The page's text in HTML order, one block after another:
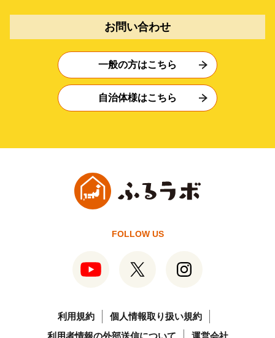
お問い合わせ
一般の方はこちら
自治体様はこちら
FOLLOW US
利用規約
個人情報取り扱い規約